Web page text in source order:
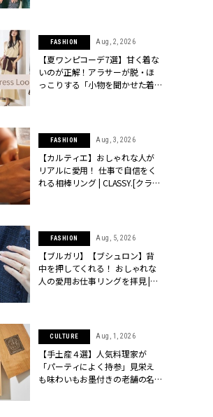
FASHION Aug, 2, 2026
【夏ワンピコーデ7選】甘く着な
いのが正解！アラサーが脱・ほ
っこりする「小物を聞かせた着
FASHION Aug, 3, 2026
【カルティエ】おしゃれな人が
リアルに愛用！ 仕事で自信をく
れる相棒リング | CLASSY.[クラッ
FASHION Aug, 5, 2026
【ブルガリ】【ブシュロン】背
中を押してくれる！ おしゃれな
人の愛用お仕事リングを拝見 |
CULTURE Aug, 1, 2026
【手土産４選】人気料理家が
「パーティによく持参」見栄え
も味わいもお墨付きの老舗の名